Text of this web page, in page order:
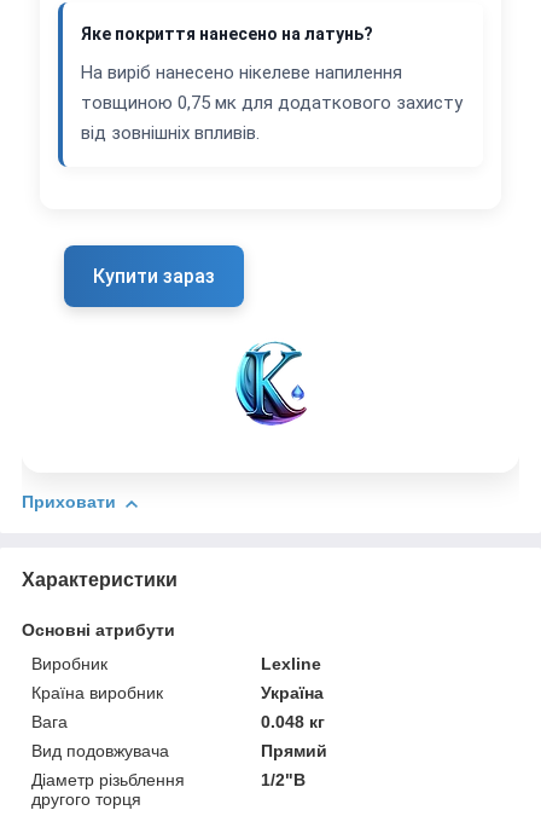
Яке покриття нанесено на латунь?
На виріб нанесено нікелеве напилення
товщиною 0,75 мк для додаткового захисту
від зовнішніх впливів.
Купити зараз
Приховати
Характеристики
Основні атрибути
Виробник
Lexline
Країна виробник
Україна
Вага
0.048 кг
Вид подовжувача
Прямий
Діаметр різьблення
другого торця
1/2"В